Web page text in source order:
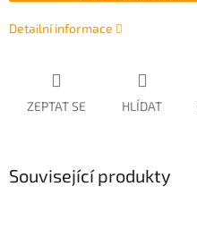
Detailní informace
ZEPTAT SE HLÍDAT
Související produkty